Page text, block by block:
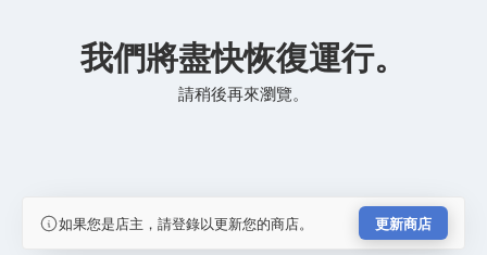
我們將盡快恢復運行。
請稍後再來瀏覽。
如果您是店主，請登錄以更新您的商店。 更新商店